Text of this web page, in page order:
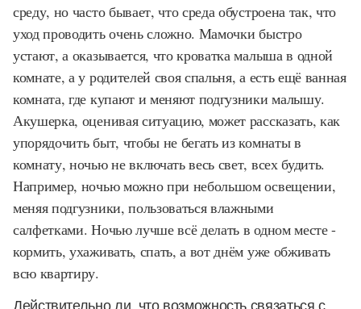
среду, но часто бывает, что среда обустроена так, что
уход проводить очень сложно. Мамочки быстро
устают, а оказывается, что кроватка малыша в одной
комнате, а у родителей своя спальня, а есть ещё ванная
комната, где купают и меняют подгузники малышу.
Акушерка, оценивая ситуацию, может рассказать, как
упорядочить быт, чтобы не бегать из комнаты в
комнату, ночью не включать весь свет, всех будить.
Например, ночью можно при небольшом освещении,
меняя подгузники, пользоваться влажными
салфетками. Ночью лучше всё делать в одном месте -
кормить, ухаживать, спать, а вот днём уже обживать
всю квартиру.
Действительно ли, что возможность связаться с